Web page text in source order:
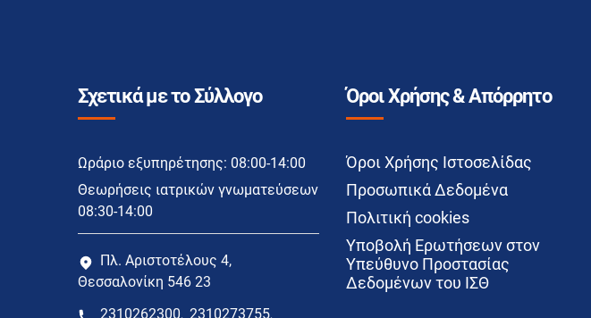
Σχετικά με το Σύλλογο
Ωράριο εξυπηρέτησης: 08:00-14:00
Θεωρήσεις ιατρικών γνωματεύσεων
08:30-14:00
Πλ. Αριστοτέλους 4,
Θεσσαλονίκη 546 23
2310262300, 2310273755,
Όροι Χρήσης & Απόρρητο
Όροι Χρήσης Ιστοσελίδας
Προσωπικά Δεδομένα
Πολιτική cookies
Υποβολή Ερωτήσεων στον
Υπεύθυνο Προστασίας
Δεδομένων του ΙΣΘ